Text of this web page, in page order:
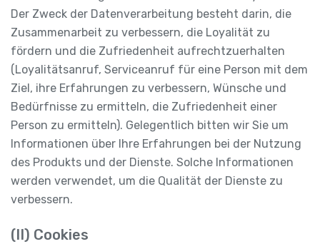
Der Zweck der Datenverarbeitung besteht darin, die
Zusammenarbeit zu verbessern, die Loyalität zu
fördern und die Zufriedenheit aufrechtzuerhalten
(Loyalitätsanruf, Serviceanruf für eine Person mit dem
Ziel, ihre Erfahrungen zu verbessern, Wünsche und
Bedürfnisse zu ermitteln, die Zufriedenheit einer
Person zu ermitteln). Gelegentlich bitten wir Sie um
Informationen über Ihre Erfahrungen bei der Nutzung
des Produkts und der Dienste. Solche Informationen
werden verwendet, um die Qualität der Dienste zu
verbessern.
(II) Cookies